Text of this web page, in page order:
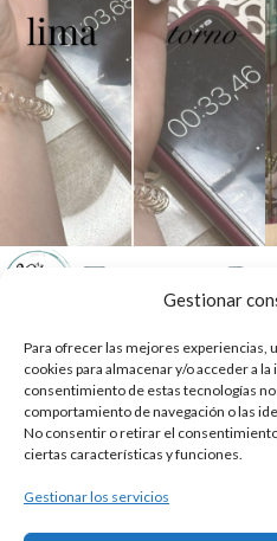
Gestionar
Para ofrecer las mejores experiencias,
cookies para almacenar y/o acceder a
consentimiento de estas tecnologías
comportamiento de navegación o las
No consentir o retirar el
ciertas características y funciones.
Gestionar los servicios
C. Dos de Mayo, 21, 47004 Valladolid
Teléfono: 683 113 415
Reservar
NUESTRAS TIENDAS
ENLACES DE INTERÉS